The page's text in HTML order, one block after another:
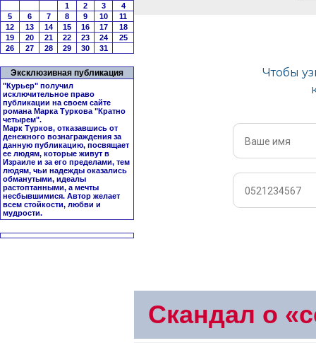
1 2 3
4
5
6 7 8 9 10
11
12
13 14 15 16 17
18
19
20 21 22 23 24
25
26
27 28 29 30 31
Эксклюзивная публикация
"Курьер" получил
исключительное право
публикации на своем сайте
романа Марка Туркова "Кратно
четырем".
Марк Турков, отказавшись от
денежного вознаграждения за
данную публикацию, посвящает
ее людям, которые живут в
Израиле и за его пределами, тем
людям, чьи надежды оказались
обманутыми, идеалы
растоптанными, а мечты
несбывшимися. Автор желает
всем стойкости, любви и
мудрости.
Скандал о